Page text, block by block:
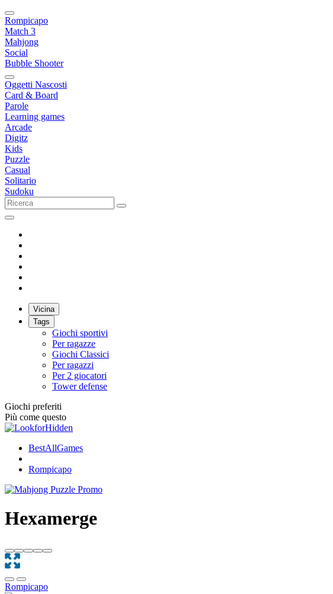
Rompicapo
Match 3
Mahjong
Social
Bubble Shooter
Oggetti Nascosti
Card & Board
Parole
Learning games
Arcade
Digitz
Kids
Puzzle
Casual
Solitario
Sudoku
Vicina
Tags
Giochi sportivi
Per ragazze
Giochi Classici
Per ragazzi
Per 2 giocatori
Tower defense
Giochi preferiti
Più come questo
BestAllGames
Rompicapo
Hexamerge
Rompicapo